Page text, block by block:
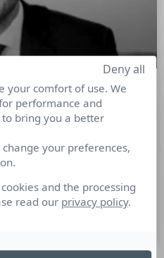
Publics à
blockchain sont de
des
your comfort of use. We
performance and
bring you a better
your preferences,
and the processing
read our privacy policy.
Deny all